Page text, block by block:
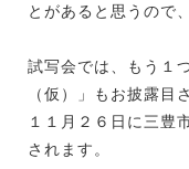
とがあると思うので
試写会では、もう１
（仮）」もお披露目
１１月２６日に三豊
されます。